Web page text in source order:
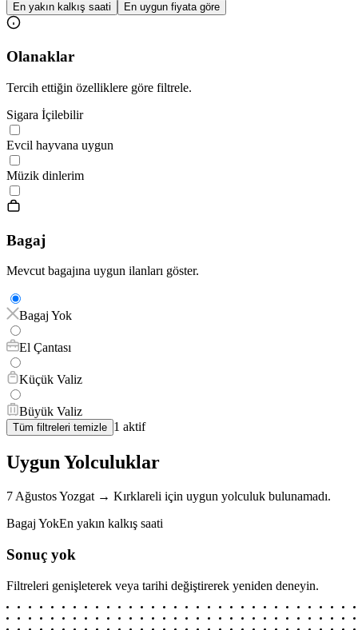
En yakın kalkış saati En uygun fiyata göre
Olanaklar
Tercih ettiğin özelliklere göre filtrele.
Sigara İçilebilir
Evcil hayvana uygun
Müzik dinlerim
Bagaj
Mevcut bagajına uygun ilanları göster.
Bagaj Yok
El Çantası
Küçük Valiz
Büyük Valiz
Tüm filtreleri temizle 1 aktif
Uygun Yolculuklar
7 AğustosYozgat → Kırklareli için uygun yolculuk bulunamadı.
Bagaj YokEn yakın kalkış saati
Sonuç yok
Filtreleri genişleterek veya tarihi değiştirerek yeniden deneyin.